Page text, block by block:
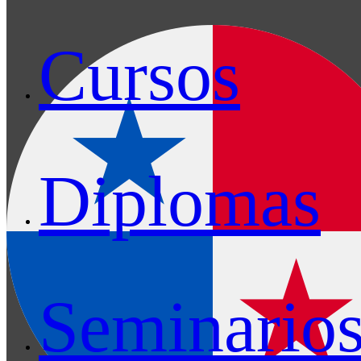
Cursos
Diplomas